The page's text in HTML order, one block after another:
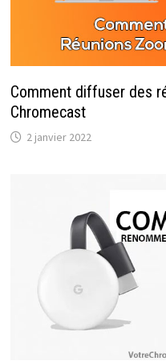
Comment diffuser des
Chromecast
2 janvier 2022